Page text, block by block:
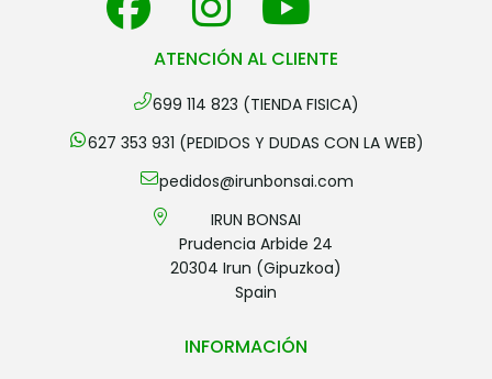
ATENCIÓN AL CLIENTE
699 114 823 (TIENDA FISICA)
627 353 931 (PEDIDOS Y DUDAS CON LA WEB)
pedidos@irunbonsai.com
IRUN BONSAI
Prudencia Arbide 24
20304 Irun (Gipuzkoa)
Spain
INFORMACIÓN